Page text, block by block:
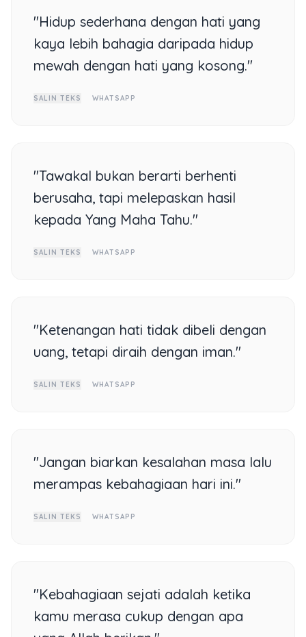
"Hidup sederhana dengan hati yang
kaya lebih bahagia daripada hidup
mewah dengan hati yang kosong."
SALIN TEKS WHATSAPP
"Tawakal bukan berarti berhenti
berusaha, tapi melepaskan hasil
kepada Yang Maha Tahu."
SALIN TEKS WHATSAPP
"Ketenangan hati tidak dibeli dengan
uang, tetapi diraih dengan iman."
SALIN TEKS WHATSAPP
"Jangan biarkan kesalahan masa lalu
merampas kebahagiaan hari ini."
SALIN TEKS WHATSAPP
"Kebahagiaan sejati adalah ketika
kamu merasa cukup dengan apa